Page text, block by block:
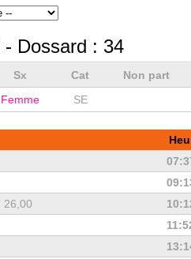
- Dossard : 34
Sx Cat
Non part
Femme SE
26,00